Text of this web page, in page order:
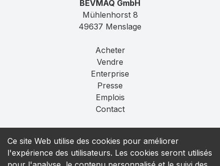
Ce site Web utilise des cookies pour améliorer
l'expérience des utilisateurs. Les cookies seront utilisés
BEVMAQ GmbH
Mühlenhorst 8
49637 Menslage
Acheter
Vendre
Enterprise
Presse
Emplois
Contact
Confidentialité
T&C